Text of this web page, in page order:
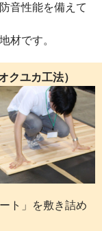
音性能を備えて
材です。
クユカ工法）
ト」を敷き詰め